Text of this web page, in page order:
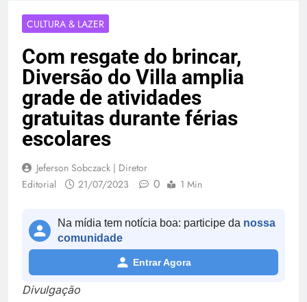
CULTURA & LAZER
Com resgate do brincar,
Diversão do Villa amplia
grade de atividades
gratuitas durante férias
escolares
Jeferson Sobczack | Diretor
Editorial
21/07/2023 0 1 Min
Na mídia tem notícia boa: participe da nossa
comunidade
Entrar Agora
Divulgação